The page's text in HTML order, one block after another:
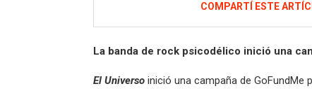
COMPARTÍ ESTE
La banda de rock psicodélico inició una
El Universo inició una campaña de GoFundMe